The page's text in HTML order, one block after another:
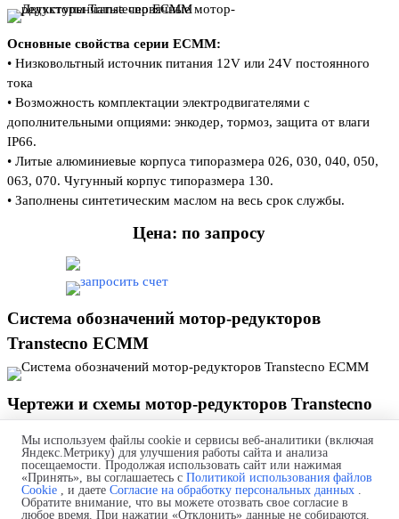
Основные свойства серии ЕСМM:
• Низковольтный источник питания 12V или 24V постоянного
тока
• Возможность комплектации электродвигателями с
дополнительными опциями: энкодер, тормоз, защита от влаги
IP66.
• Литые алюминиевые корпуса типоразмера 026, 030, 040, 050,
063, 070. Чугунный корпус типоразмера 130.
• Заполнены синтетическим маслом на весь срок службы.
Цена: по запросу
Система обозначений мотор-редукторов
Transtecno ECMM
Чертежи и схемы мотор-редукторов Transtecno
Дополнительные элементы мотор-редукторов
Transtecno ECMM
Мы используем файлы cookie и сервисы веб-аналитики (включая
Яндекс.Метрику) для улучшения работы сайта и анализа
посещаемости. Продолжая использовать сайт или нажимая
«Принять», вы соглашаетесь с Политикой использования файлов
Cookie , и даете Согласие на обработку персональных данных .
Обратите внимание, что вы можете отозвать свое согласие в
любое время. При нажатии «Отклонить» данные не собираются.